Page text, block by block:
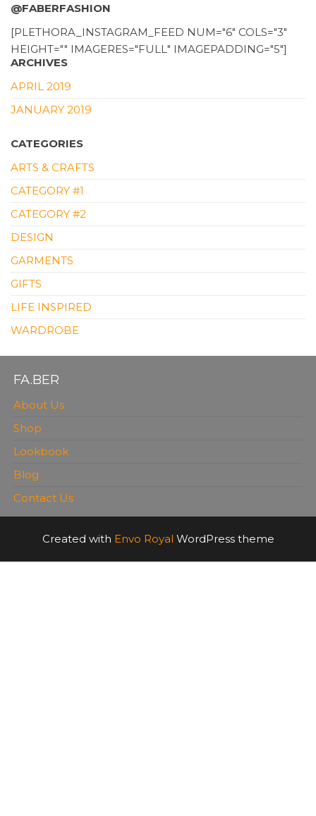
@FABERFASHION
[PLETHORA_INSTAGRAM_FEED NUM="6" COLS="3"
HEIGHT="" IMAGERES="FULL" IMAGEPADDING="5"]
ARCHIVES
APRIL 2019
JANUARY 2019
CATEGORIES
ARTS & CRAFTS
CATEGORY #1
CATEGORY #2
DESIGN
GARMENTS
GIFTS
LIFE INSPIRED
WARDROBE
FA.BER
About Us
Shop
Lookbook
Blog
Contact Us
Created with Envo Royal WordPress theme